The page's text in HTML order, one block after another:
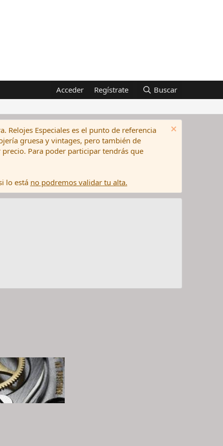
Acceder Regístrate Buscar
Relojes Especiales es el punto de referencia
gruesa y vintages, pero también de
Para poder participar tendrás que
lo está no podremos validar tu alta.